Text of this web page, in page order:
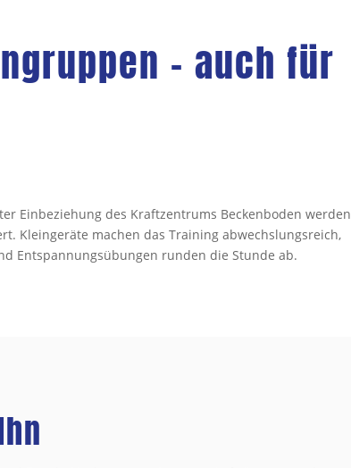
– auch für
Einbeziehung des Kraftzentrums Beckenboden werden
Kleingeräte machen das Training abwechslungsreich,
Entspannungsübungen runden die Stunde ab.